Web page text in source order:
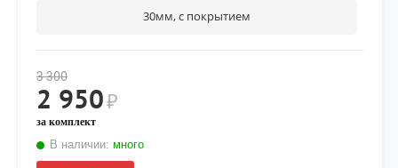
30мм, с покрытием
3 300
2 950₽
за комплект
В наличии: много